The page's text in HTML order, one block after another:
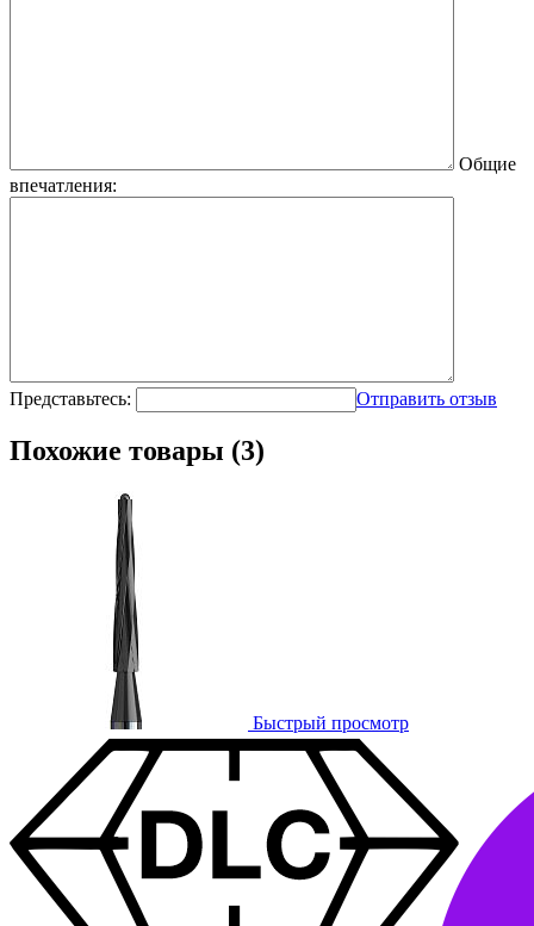
Общие
впечатления:
Представьтесь: Отправить отзыв
Похожие товары (3)
Быстрый просмотр